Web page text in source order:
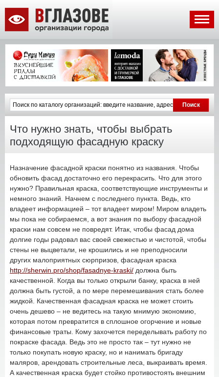
Что нужно знать, чтобы выбрать
подходящую фасадную краску
Назначение фасадной краски понятно из названия. Чтобы
обновить фасад достаточно его перекрасить. Что для этого
нужно? Правильная краска, соответствующие инструменты и
немного знаний. Начнем с последнего пункта. Ведь, кто
владеет информацией – тот владеет миром! Миром владеть
мы пока не собираемся, а вот знания по выбору фасадной
краски нам совсем не повредят. Итак, чтобы фасад дома
долгие годы радовал вас своей свежестью и чистотой, чтобы
стены не выцветали, не крошились и не преподносили
других малоприятных сюрпризов, фасадная краска
http://sherwin.pro/shop/fasadnye-kraski/ должна быть
качественной. Когда вы только открыли банку, краска в ней
должна быть густой, а по мере перемешивания стать более
жидкой. Качественная фасадная краска не может стоить
очень дешево – не ведитесь на такую мнимую экономию,
которая потом превратится в сплошное огорчение и новые
финансовые траты. Кому захочется переделывать работу по
покраске фасада. Ведь это не просто так – тут нужно не
только покупать новую краску, но и нанимать бригаду
маляров, арендовать строительные леса, выкраивать время.
А качественная краска будет стойко противостоять внешним